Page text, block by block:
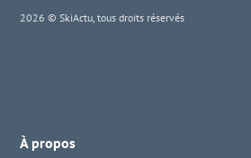
2026 © SkiActu, tous droits réservés
À propos